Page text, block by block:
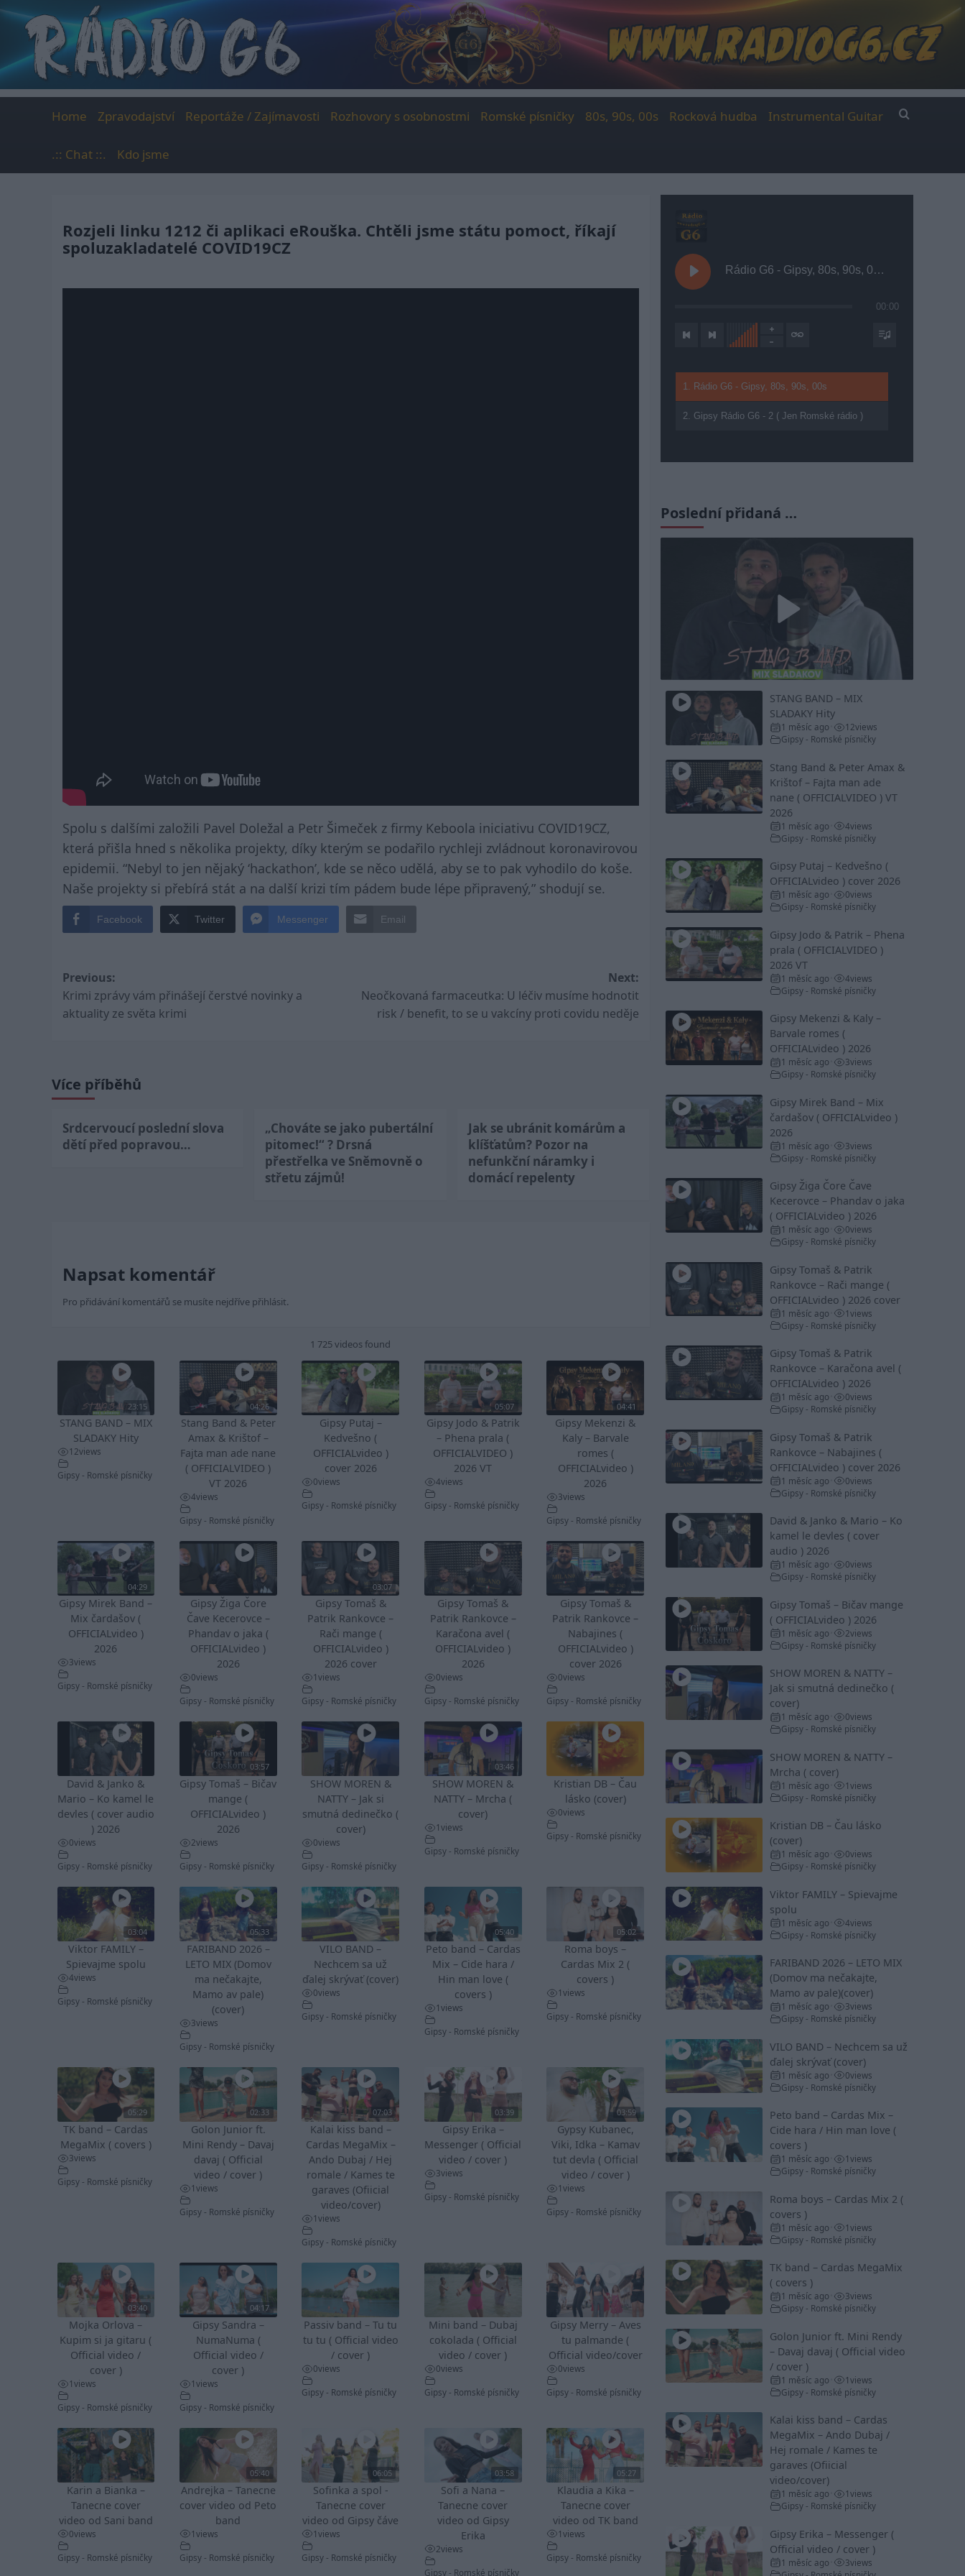
content
Home Zpravodajství Reportáže / Zajímavosti Rozhovory s osobnostmi Romské písničky 80s, 90s, 00s Rocková hudba Instrumental Guitar
.:: Chat ::. Kdo jsme
Rozjeli linku 1212 či aplikaci eRouška. Chtěli jsme státu pomoct, říkají
spoluzakladatelé COVID19CZ
Spolu s dalšími založili Pavel Doležal a Petr Šimeček z firmy Keboola iniciativu COVID19CZ,
která přišla hned s několika projekty, díky kterým se podařilo rychleji zvládnout koronavirovou
epidemii. “Nebyl to jen nějaký ‘hackathon’, kde se něco udělá, aby se to pak vyhodilo do koše.
Naše projekty si přebírá stát a na další krizi tím pádem bude lépe připravený,” shodují se.
Facebook Twitter Messenger Email
Post
navigation
Previous:
Krimi zprávy vám přinášejí čerstvé novinky a
aktuality ze světa krimi
Next:
Neočkovaná farmaceutka: U léčiv musíme hodnotit
risk / benefit, to se u vakcíny proti covidu neděje
Více příběhů
Srdcervoucí poslední slova
dětí před popravou…
„Chováte se jako pubertální
pitomec!“ ? Drsná
přestřelka ve Sněmovně o
střetu zájmů!
Jak se ubránit komárům a
klíšťatům? Pozor na
nefunkční náramky i
domácí repelenty
Napsat komentář
Pro přidávání komentářů se musíte nejdříve přihlásit.
1 725 videos found
23:15
STANG BAND – MIX
SLADAKY Hity
12views
Gipsy - Romské písničky
04:26
Stang Band & Peter
Amax & Krištof –
Fajta man ade nane
( OFFICIALVIDEO )
VT 2026
4views
Gipsy - Romské písničky
Gipsy Putaj –
Kedvešno (
OFFICIALvideo )
cover 2026
0views
Gipsy - Romské písničky
05:07
Gipsy Jodo & Patrik
– Phena prala (
OFFICIALVIDEO )
2026 VT
4views
Gipsy - Romské písničky
04:41
Gipsy Mekenzi &
Kaly – Barvale
romes (
OFFICIALvideo )
2026
3views
Gipsy - Romské písničky
04:29
Gipsy Mirek Band –
Mix čardašov (
OFFICIALvideo )
2026
3views
Gipsy - Romské písničky
Gipsy Žiga Čore
Čave Kecerovce –
Phandav o jaka (
OFFICIALvideo )
2026
0views
Gipsy - Romské písničky
03:07
Gipsy Tomaš &
Patrik Rankovce –
Rači mange (
OFFICIALvideo )
2026 cover
1views
Gipsy - Romské písničky
Gipsy Tomaš &
Patrik Rankovce –
Karačona avel (
OFFICIALvideo )
2026
0views
Gipsy - Romské písničky
Gipsy Tomaš &
Patrik Rankovce –
Nabajines (
OFFICIALvideo )
cover 2026
0views
Gipsy - Romské písničky
David & Janko &
Mario – Ko kamel le
devles ( cover audio
) 2026
0views
Gipsy - Romské písničky
03:57
Gipsy Tomaš – Bičav
mange (
OFFICIALvideo )
2026
2views
Gipsy - Romské písničky
SHOW MOREN &
NATTY – Jak si
smutná dedinečko (
cover)
0views
Gipsy - Romské písničky
03:46
SHOW MOREN &
NATTY – Mrcha (
cover)
1views
Gipsy - Romské písničky
Kristian DB – Čau
lásko (cover)
0views
Gipsy - Romské písničky
03:04
Viktor FAMILY –
Spievajme spolu
4views
Gipsy - Romské písničky
05:33
FARIBAND 2026 –
LETO MIX (Domov
ma nečakajte,
Mamo av pale)
(cover)
3views
Gipsy - Romské písničky
VILO BAND –
Nechcem sa už
ďalej skrývať (cover)
0views
Gipsy - Romské písničky
05:40
Peto band – Cardas
Mix – Cide hara /
Hin man love (
covers )
1views
Gipsy - Romské písničky
05:02
Roma boys –
Cardas Mix 2 (
covers )
1views
Gipsy - Romské písničky
05:29
TK band – Cardas
MegaMix ( covers )
3views
Gipsy - Romské písničky
02:33
Golon Junior ft.
Mini Rendy – Davaj
davaj ( Official
video / cover )
1views
Gipsy - Romské písničky
07:03
Kalai kiss band –
Cardas MegaMix –
Ando Dubaj / Hej
romale / Kames te
garaves (Ofiicial
video/cover)
1views
Gipsy - Romské písničky
03:39
Gipsy Erika –
Messenger ( Official
video / cover )
3views
Gipsy - Romské písničky
03:59
Gypsy Kubanec,
Viki, Idka – Kamav
tut devla ( Official
video / cover )
1views
Gipsy - Romské písničky
03:40
Mojka Orlova –
Kupim si ja gitaru (
Official video /
cover )
1views
Gipsy - Romské písničky
04:17
Gipsy Sandra –
NumaNuma (
Official video /
cover )
1views
Gipsy - Romské písničky
Passiv band – Tu tu
tu tu ( Official video
/ cover )
0views
Gipsy - Romské písničky
Mini band – Dubaj
cokolada ( Official
video / cover )
0views
Gipsy - Romské písničky
Gipsy Merry – Aves
tu palmande (
Official video/cover
0views
Gipsy - Romské písničky
Karin a Bianka –
Tanecne cover
video od Sani band
0views
Gipsy - Romské písničky
05:40
Andrejka – Tanecne
cover video od Peto
band
1views
Gipsy - Romské písničky
06:05
Sofinka a spol -
Tanecne cover
video od Gipsy čáve
1views
Gipsy - Romské písničky
03:58
Sofi a Nana –
Tanecne cover
video od Gipsy
Erika
2views
Gipsy - Romské písničky
05:27
Klaudia a Kika –
Tanecne cover
video od TK band
1views
Gipsy - Romské písničky
Rádio G6 - Gipsy, 80s, 90s, 00s
00:00
1. Rádio G6 - Gipsy, 80s, 90s, 00s
2. Gipsy Rádio G6 - 2 ( Jen Romské rádio )
Poslední přidaná …
Play
Video
STANG BAND – MIX
SLADAKY Hity
1 měsíc ago 12views
Gipsy - Romské písničky
Stang Band & Peter Amax &
Krištof – Fajta man ade
nane ( OFFICIALVIDEO ) VT
2026
1 měsíc ago 4views
Gipsy - Romské písničky
Gipsy Putaj – Kedvešno (
OFFICIALvideo ) cover 2026
1 měsíc ago 0views
Gipsy - Romské písničky
Gipsy Jodo & Patrik – Phena
prala ( OFFICIALVIDEO )
2026 VT
1 měsíc ago 4views
Gipsy - Romské písničky
Gipsy Mekenzi & Kaly –
Barvale romes (
OFFICIALvideo ) 2026
1 měsíc ago 3views
Gipsy - Romské písničky
Gipsy Mirek Band – Mix
čardašov ( OFFICIALvideo )
2026
1 měsíc ago 3views
Gipsy - Romské písničky
Gipsy Žiga Čore Čave
Kecerovce – Phandav o jaka
( OFFICIALvideo ) 2026
1 měsíc ago 0views
Gipsy - Romské písničky
Gipsy Tomaš & Patrik
Rankovce – Rači mange (
OFFICIALvideo ) 2026 cover
1 měsíc ago 1views
Gipsy - Romské písničky
Gipsy Tomaš & Patrik
Rankovce – Karačona avel (
OFFICIALvideo ) 2026
1 měsíc ago 0views
Gipsy - Romské písničky
Gipsy Tomaš & Patrik
Rankovce – Nabajines (
OFFICIALvideo ) cover 2026
1 měsíc ago 0views
Gipsy - Romské písničky
David & Janko & Mario – Ko
kamel le devles ( cover
audio ) 2026
1 měsíc ago 0views
Gipsy - Romské písničky
Gipsy Tomaš – Bičav mange
( OFFICIALvideo ) 2026
1 měsíc ago 2views
Gipsy - Romské písničky
SHOW MOREN & NATTY –
Jak si smutná dedinečko (
cover)
1 měsíc ago 0views
Gipsy - Romské písničky
SHOW MOREN & NATTY –
Mrcha ( cover)
1 měsíc ago 1views
Gipsy - Romské písničky
Kristian DB – Čau lásko
(cover)
1 měsíc ago 0views
Gipsy - Romské písničky
Viktor FAMILY – Spievajme
spolu
1 měsíc ago 4views
Gipsy - Romské písničky
FARIBAND 2026 – LETO MIX
(Domov ma nečakajte,
Mamo av pale)(cover)
1 měsíc ago 3views
Gipsy - Romské písničky
VILO BAND – Nechcem sa už
ďalej skrývať (cover)
1 měsíc ago 0views
Gipsy - Romské písničky
Peto band – Cardas Mix –
Cide hara / Hin man love (
covers )
1 měsíc ago 1views
Gipsy - Romské písničky
Roma boys – Cardas Mix 2 (
covers )
1 měsíc ago 1views
Gipsy - Romské písničky
TK band – Cardas MegaMix
( covers )
1 měsíc ago 3views
Gipsy - Romské písničky
Golon Junior ft. Mini Rendy
– Davaj davaj ( Official video
/ cover )
1 měsíc ago 1views
Gipsy - Romské písničky
Kalai kiss band – Cardas
MegaMix – Ando Dubaj /
Hej romale / Kames te
garaves (Ofiicial
video/cover)
1 měsíc ago 1views
Gipsy - Romské písničky
Gipsy Erika – Messenger (
Official video / cover )
1 měsíc ago 3views